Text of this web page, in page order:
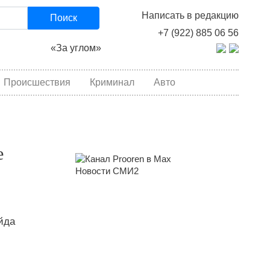
Написать в редакцию
+7 (922) 885 06 56
Поиск
«За углом»
Происшествия Криминал Авто
Новости СМИ2